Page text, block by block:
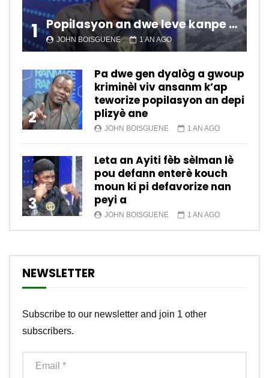
1 Popilasyon an dwe leve kanpe pou chanje sitiyasyon kawotik l’ap viv nan peyi a.
JOHN BOISGUENE 1 AN AGO
2
Pa dwe gen dyalòg a gwoup
kriminèl viv ansanm k’ap
teworize popilasyon an depi
plizyè ane
JOHN BOISGUENE 1 AN AGO
3
Leta an Ayiti fèb sèlman lè
pou defann enterè kouch
moun ki pi defavorize nan
peyi a
JOHN BOISGUENE 1 AN AGO
NEWSLETTER
Subscribe to our newsletter and join 1 other
subscribers.